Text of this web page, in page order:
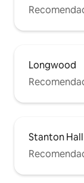
Longwood
Stanton Hall